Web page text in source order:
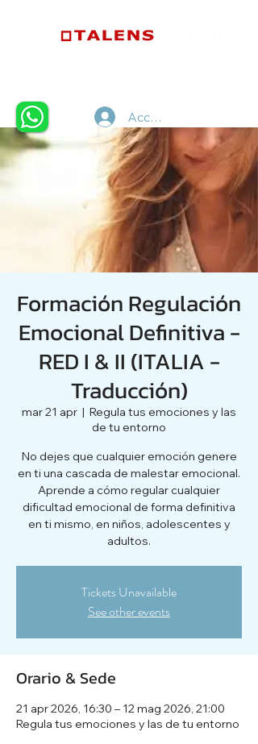
Accedi
Formación Regulación
Emocional Definitiva -
RED I & II (ITALIA -
Traducción)
mar 21 apr
  |
Regula tus emociones y las
de tu entorno
No dejes que cualquier emoción genere
en ti una cascada de malestar emocional.
Aprende a cómo regular cualquier
dificultad emocional de forma definitiva
en ti mismo, en niños, adolescentes y
adultos.
Tickets Unavailable
See other events
Orario & Sede
21 apr 2026, 16:30 – 12 mag 2026, 21:00
Regula tus emociones y las de tu entorno